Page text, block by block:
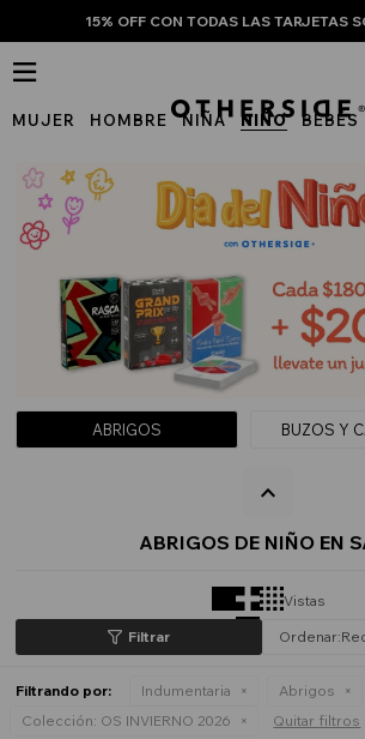
15% OFF CON TODAS LAS TARJETAS
MUJER HOMBRE NIÑA NIÑO BEBÉS

ABRIGOS BUZOS Y
ABRIGOS DE NIÑO EN
Vistas
Filtrando por: Indumentaria
Abrigos
Colección: OS INVIERNO 2026 Quitar filtros